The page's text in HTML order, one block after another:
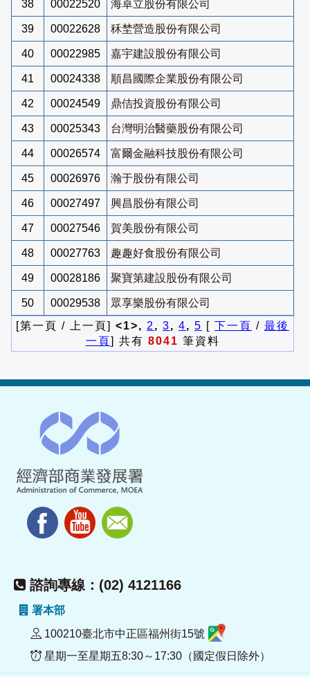
38 00022520 海卓立股份有限公司
39 00022628 秝埜營造股份有限公司
40 00022985 嘉宇建設股份有限公司
41 00024338 順昌國際企業股份有限公司
42 00024549 鼎佶投資股份有限公司
43 00025343 台灣明治醫藥股份有限公司
44 00026574 富爾金融科技股份有限公司
45 00026976 瀚于股份有限公司
46 00027497 興昌股份有限公司
47 00027546 賀美股份有限公司
48 00027763 趣趣好食股份有限公司
49 00028186 聚寶第建設股份有限公司
50 00029538
眾享樂股份有限公司
[第一頁 / 上一頁] <1>, 2 , 3, 4, 5 [ 下一頁 / 最後
一頁] 共有 8041 筆資料
諮詢專線：(02) 4121166
署本部
100210臺北市中正區福州街15號
星期一至星期五8:30～17:30（國定假日除外）